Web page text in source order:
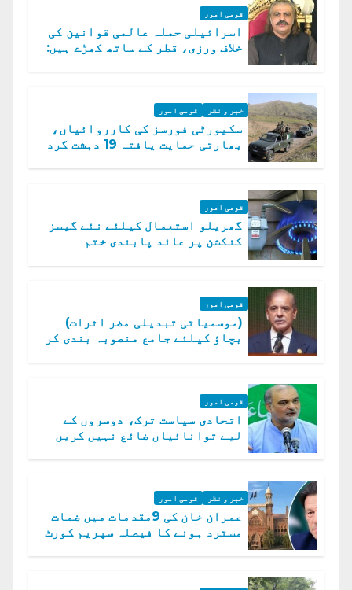
قومی امور
اسرائیلی حملہ عالمی قوانین کی
خلاف ورزی، قطر کے ساتھ کھڑے ہیں:
خبر و نظر قومی امور
سکیورٹی فورسز کی کارروائیاں،
بھارتی حمایت یافتہ 19 دہشت گرد
قومی امور
گھریلو استعمال کیلئے نئے گیسز
کنکشن پر عائد پابندی ختم
قومی امور
(موسمیاتی تبدیلی مضر اثرات)
بچاؤ کیلئے جامع منصوبہ بندی کر
قومی امور
اتحادی سیاست ترک، دوسروں کے
لیے توانائیاں ضائع نہیں کریں
خبر و نظر قومی امور
عمران خان کی 9مقدمات میں ضمات
مسترد ہونے کا فیصلہ سپریم کورٹ